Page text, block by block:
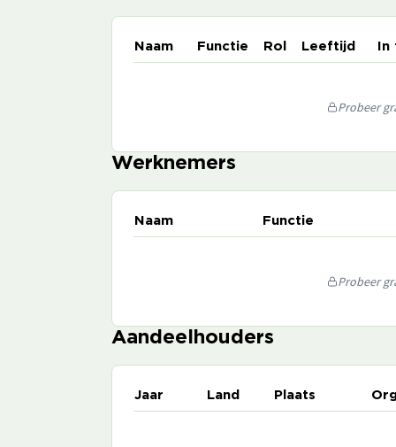
Naam Functie Rol Leeftijd
Probeer
Werknemers
Naam Functie
Probeer
Aandeelhouders
Jaar Land Plaats